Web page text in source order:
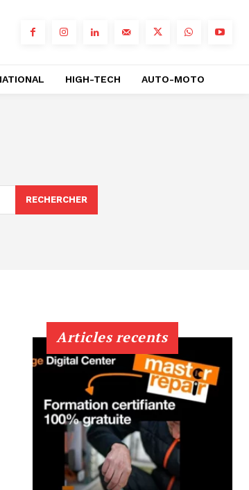
HIGH-TECH AUTO-MOTO
RECHERCHER
Articles recents